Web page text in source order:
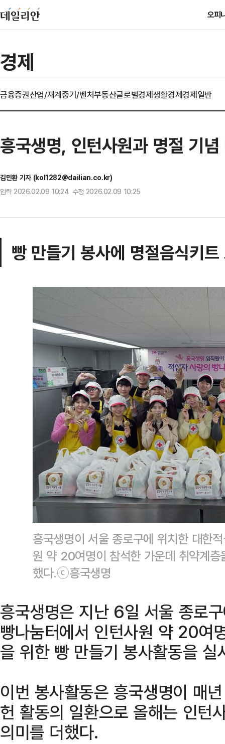
오피
경제
금융증권산업/재계중기/벤처부동산글로벌경제생활경제경제일반
흥국생명, 인턴사원과 명절 기
김민환 기자 (kol1282@dailian.co.kr)
입력 2026.02.09 10:24 수정 2026.02.09 10:25
빵 만들기 봉사에 명절음식키트
흥국생명이 서울 종로구에 위치한 대한
원 약 20여명이 참석한 가운데 취약계
했다.ⓒ흥국생명
흥국생명은 지난 6일 서울 종로
빵나눔터에서 인턴사원 약 20여
을 위한 빵 만들기 봉사활동을
이번 봉사활동은 흥국생명이 매
헌 활동의 일환으로 올해는 인턴
의미를 더했다.